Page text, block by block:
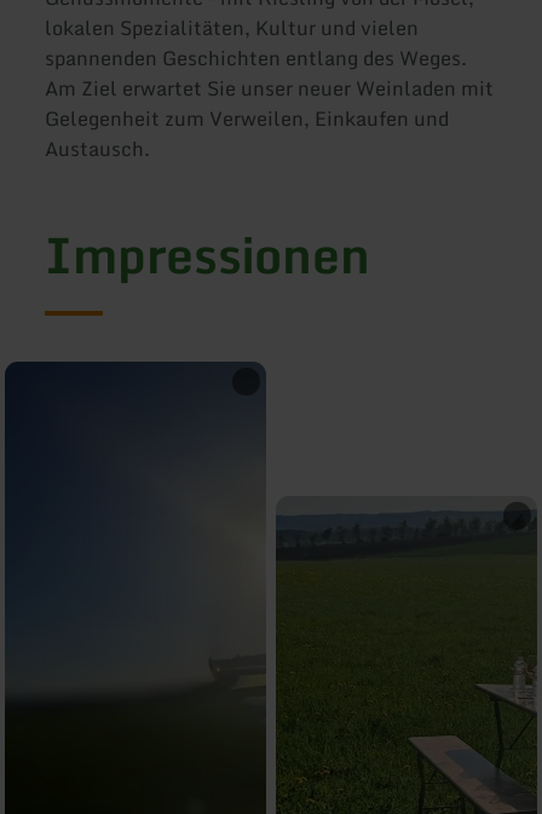
lokalen Spezialitäten, Kultur und vielen
spannenden Geschichten entlang des Weges.
Am Ziel erwartet Sie unser neuer Weinladen mit
Gelegenheit zum Verweilen, Einkaufen und
Austausch.
Impressionen